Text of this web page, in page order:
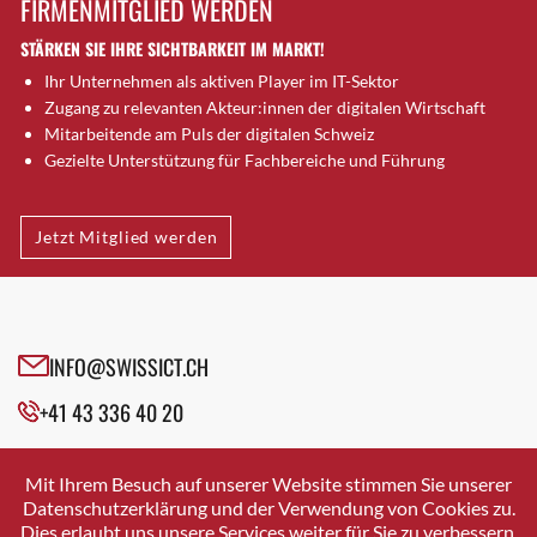
Brugg AG
Brütten
Bubendorf
Bubikon
Buchs (SG)
Bäretswil
Bülach
Cazis
Crissier
Davos Platz
Dierikon
Dietikon
FIRMENMITGLIED WERDEN
STÄRKEN SIE IHRE SICHTBARKEIT IM MARKT!
Ihr Unternehmen als aktiven Player im IT-Sektor
Zugang zu relevanten Akteur:innen der digitalen Wirtschaft
Mitarbeitende am Puls der digitalen Schweiz
Gezielte Unterstützung für Fachbereiche und Führung
Jetzt Mitglied werden
INFO@SWISSICT.CH
+41 43 336 40 20
SWISSICT
VULKANSTRASSE 120
8048 ZURICH
Mit Ihrem Besuch auf unserer Website stimmen Sie unserer
Datenschutzerklärung und der Verwendung von Cookies zu.
Dies erlaubt uns unsere Services weiter für Sie zu verbessern.